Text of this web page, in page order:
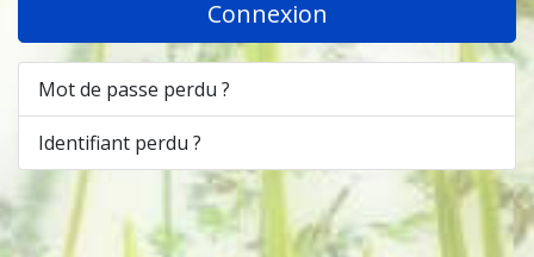
Connexion
Mot de passe perdu ?
Identifiant perdu ?